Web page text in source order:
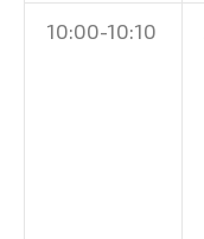
10:00-10:10